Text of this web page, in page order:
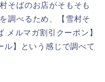
そばのお店がそもそも
調べるため、【雪村そ
メルマガ割引クーポン】
ル】という感じで調べて